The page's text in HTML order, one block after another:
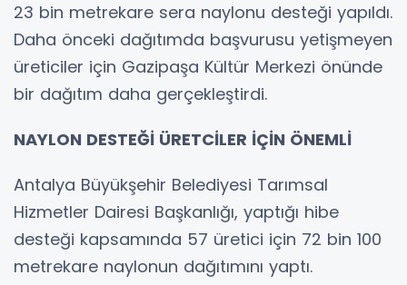
23 bin metrekare sera naylonu desteği yapıldı.
Daha önceki dağıtımda başvurusu yetişmeyen
üreticiler için Gazipaşa Kültür Merkezi önünde
bir dağıtım daha gerçekleştirdi.
NAYLON DESTEĞİ ÜRETCİLER İÇİN ÖNEMLİ
Antalya Büyükşehir Belediyesi Tarımsal
Hizmetler Dairesi Başkanlığı, yaptığı hibe
desteği kapsamında 57 üretici için 72 bin 100
metrekare naylonun dağıtımını yaptı.